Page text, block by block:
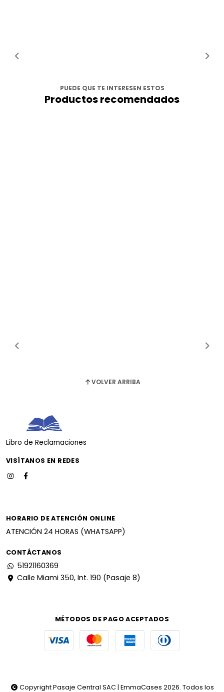
PUEDE QUE TE INTERESEN ESTOS
Productos recomendados
VOLVER ARRIBA
Libro de Reclamaciones
VISÍTANOS EN REDES
HORARIO DE ATENCIÓN ONLINE
ATENCIÓN 24 HORAS (WHATSAPP)
CONTÁCTANOS
51921160369
Calle Miami 350, Int. 190 (Pasaje 8)
MÉTODOS DE PAGO ACEPTADOS
Copyright Pasaje Central SAC | EmmaCases 2026. Todos los